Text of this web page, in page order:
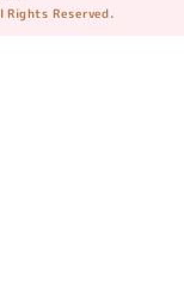
Rights Reserved.